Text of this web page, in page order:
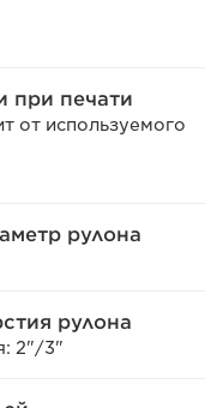
при печати
от используемого
рулона
рулона
2"/3"